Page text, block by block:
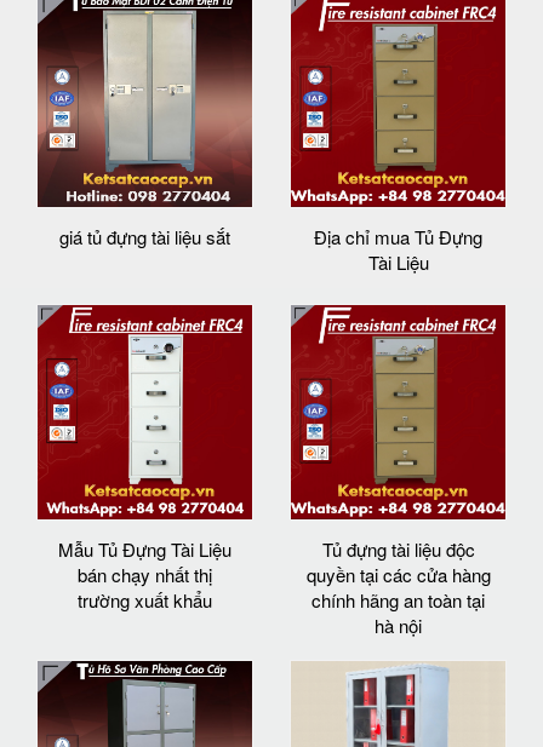
giá tủ đựng tài liệu sắt
Địa chỉ mua Tủ Đựng
Tài Liệu
Mẫu Tủ Đựng Tài Liệu
bán chạy nhất thị
trường xuất khẩu
Tủ đựng tài liệu độc
quyền tại các cửa hàng
chính hãng an toàn tại
hà nội